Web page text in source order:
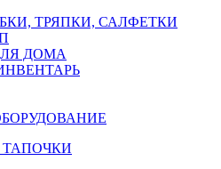
ТРЯПКИ, САЛФЕТКИ
ДОМА
ТАПОЧКИ